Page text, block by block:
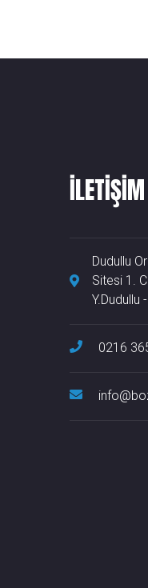
ILETIŞIM
Dudullu
Sitesi 1.
Y.Dudullu
0216